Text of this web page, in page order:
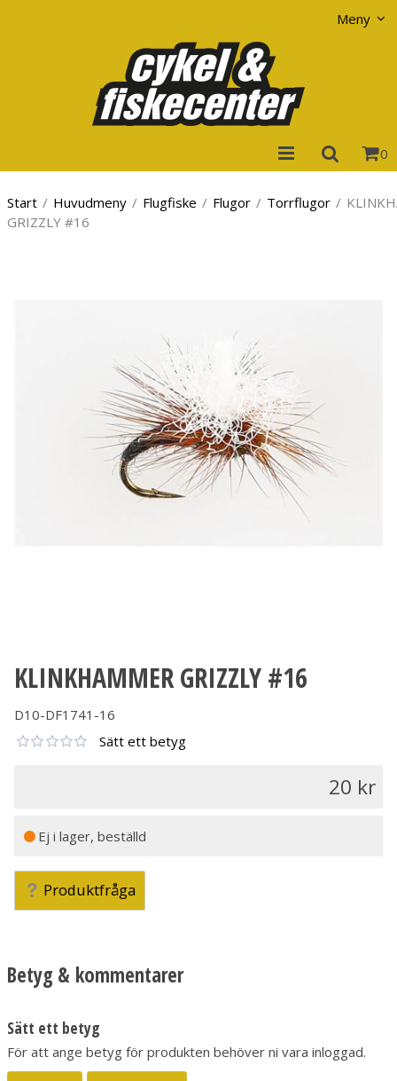
Meny
0
Start / Huvudmeny / Flugfiske / Flugor / Torrflugor /
GRIZZLY #16
KLINKHAMMER GRIZZLY #16
D10-DF1741-16
Sätt ett betyg
20
Ej i lager, beställd
Produktfråga
Betyg & kommentarer
Sätt ett betyg
För att ange betyg för produkten behöver ni vara inloggad.